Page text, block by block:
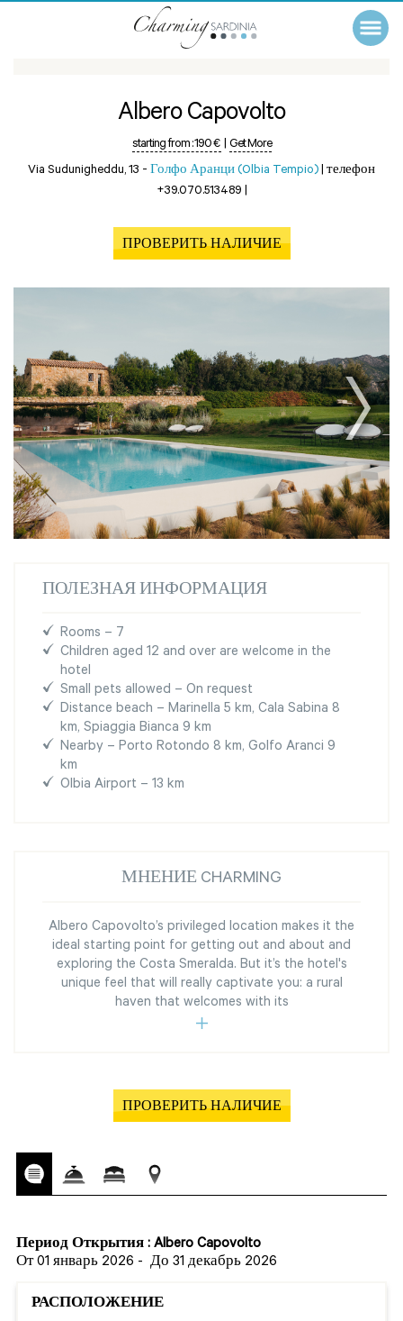
Albero Capovolto
starting from :190 € | Get More
Via Sudunigheddu, 13 - Голфо Аранци (Olbia Tempio) | телефон
+39.070.513489 |
ПРОВЕРИТЬ НАЛИЧИЕ
ПОЛЕЗНАЯ ИНФОРМАЦИЯ
Rooms – 7
Children aged 12 and over are welcome in the
hotel
Small pets allowed – On request
Distance beach – Marinella 5 km, Cala Sabina 8
km, Spiaggia Bianca 9 km
Nearby – Porto Rotondo 8 km, Golfo Aranci 9
km
Olbia Airport – 13 km
МНЕНИЕ CHARMING
Albero Capovolto’s privileged location makes it the
ideal starting point for getting out and about and
exploring the Costa Smeralda. But it’s the hotel's
unique feel that will really captivate you: a rural
haven that welcomes with its
ПРОВЕРИТЬ НАЛИЧИЕ
Период Открытия : Albero Capovolto
От 01 январь 2026 - До 31 декабрь 2026
РАСПОЛОЖЕНИЕ